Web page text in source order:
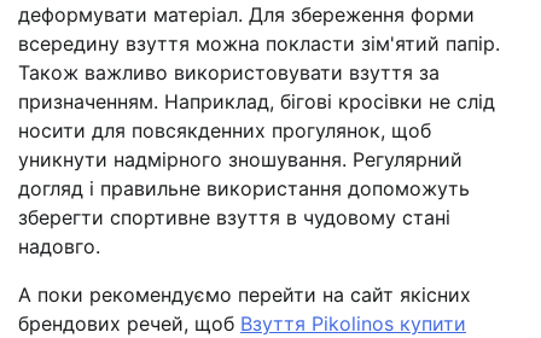
деформувати матеріал. Для збереження форми
всередину взуття можна покласти зім'ятий папір.
Також важливо використовувати взуття за
призначенням. Наприклад, бігові кросівки не слід
носити для повсякденних прогулянок, щоб
уникнути надмірного зношування. Регулярний
догляд і правильне використання допоможуть
зберегти спортивне взуття в чудовому стані
надовго.
А поки рекомендуємо перейти на сайт якісних
брендових речей, щоб Взуття Pikolinos купити